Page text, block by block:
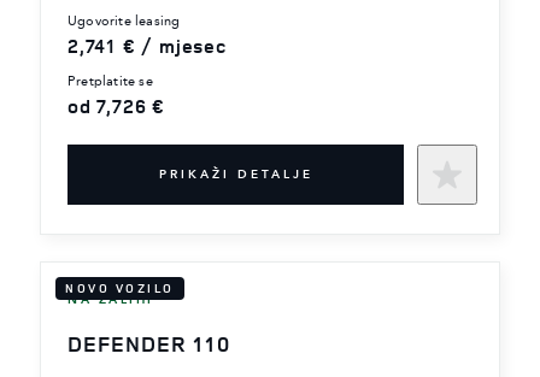
ugovorite leasing
2,741 € / mjesec
pretplatite se
od 7,726 €
PRIKAŽI DETALJE
NOVO VOZILO
NA ZALIHI
DEFENDER 110